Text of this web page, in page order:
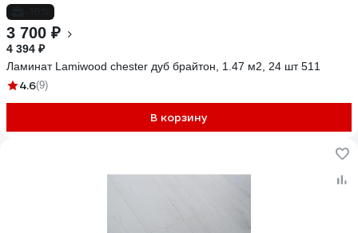
3 700 ₽
4 394 ₽
Ламинат Lamiwood chester дуб брайтон, 1.47 м2, 24 шт 511
4.6(9)
В корзину